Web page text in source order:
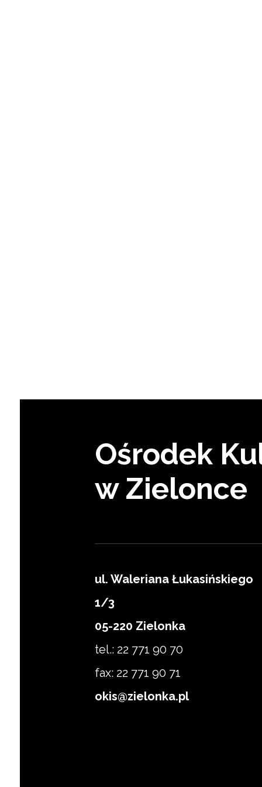
Ośrodek
w Zielonce
ul. Waleriana Łukasińskiego
1/3
05-220 Zielonka
tel.: 22 771 90 70
fax: 22 771 90 71
okis@zielonka.pl